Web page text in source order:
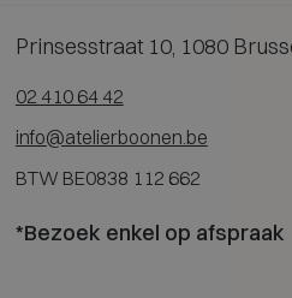
Prinsesstraat 10, 1080
02 410 64 42
info@atelierboonen.be
BTW BE0838 112 662
*Bezoek enkel op afspraak